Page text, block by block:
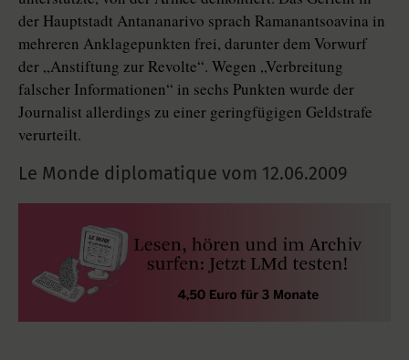
der Hauptstadt Antananarivo sprach Ramanantsoavina in
mehreren Anklagepunkten frei, darunter dem Vorwurf
der „Anstiftung zur Revolte“. Wegen „Verbreitung
falscher Informationen“ in sechs Punkten wurde der
Journalist allerdings zu einer geringfügigen Geldstrafe
verurteilt.
Le Monde diplomatique vom 12.06.2009